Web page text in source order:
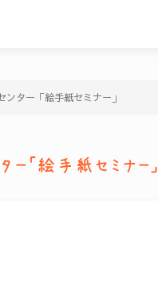
ンター「絵手紙セミナー」
ー「絵手紙セミナー」